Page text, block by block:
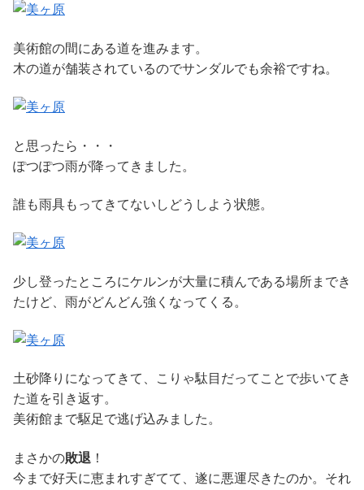
美術館の間にある道を進みます。
木の道が舗装されているのでサンダルでも余裕ですね。
と思ったら・・・
ぽつぽつ雨が降ってきました。
誰も雨具もってきてないしどうしよう状態。
少し登ったところにケルンが大量に積んである場所までき
たけど、雨がどんどん強くなってくる。
土砂降りになってきて、こりゃ駄目だってことで歩いてき
た道を引き返す。
美術館まで駆足で逃げ込みました。
まさかの敗退 ！
今まで好天に恵まれすぎてて、遂に悪運尽きたのか。それ